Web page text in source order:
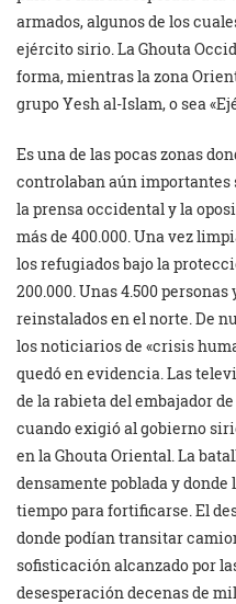
armados, algunos de los
ejército sirio. La Ghouta
forma, mientras la zona
grupo Yesh al-Islam, o sea
Es una de las pocas zonas
controlaban aún importantes
la prensa occidental y la
más de 400.000. Una vez
los refugiados bajo la
200.000. Unas 4.500
reinstalados en el norte. De
los noticiarios de «crisis
quedó en evidencia. Las
de la rabieta del embajador
cuando exigió al gobierno
en la Ghouta Oriental. La
densamente poblada y
tiempo para fortificarse. El
donde podían transitar
sofisticación alcanzado por
desesperación decenas de